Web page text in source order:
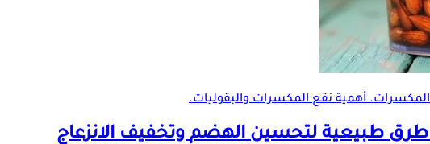
أهمية نقع المكسرات والبقوليات.
تحسين الهضموتخفيف الانزعاج